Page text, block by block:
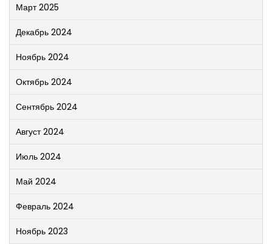
Март 2025
Декабрь 2024
Ноябрь 2024
Октябрь 2024
Сентябрь 2024
Август 2024
Июль 2024
Май 2024
Февраль 2024
Ноябрь 2023